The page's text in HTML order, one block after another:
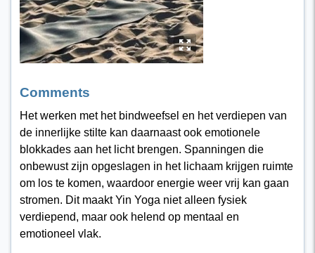
y
Comments
Het werken met het bindweefsel en het verdiepen van
de innerlijke stilte kan daarnaast ook emotionele
blokkades aan het licht brengen. Spanningen die
onbewust zijn opgeslagen in het lichaam krijgen ruimte
om los te komen, waardoor energie weer vrij kan gaan
stromen. Dit maakt Yin Yoga niet alleen fysiek
verdiepend, maar ook helend op mentaal en
emotioneel vlak.